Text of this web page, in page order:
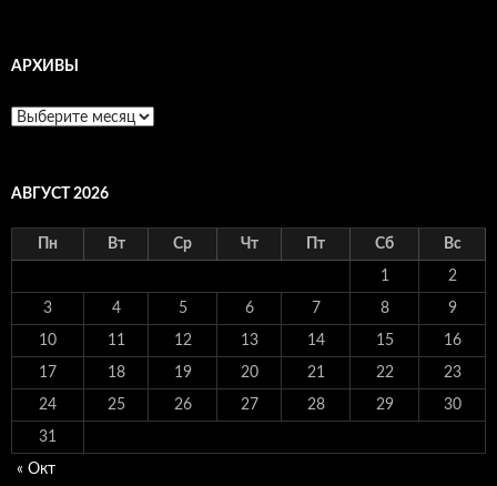
АРХИВЫ
Архивы
АВГУСТ 2026
Пн Вт Ср Чт Пт Сб Вс
1 2
3 4 5 6 7 8 9
10 11 12 13 14 15 16
17 18 19 20 21 22 23
24 25 26 27 28 29 30
31
« Окт